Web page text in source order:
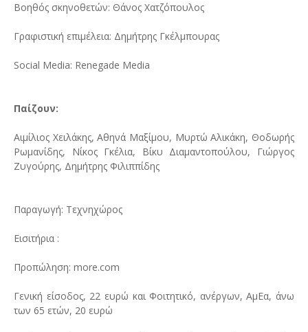
Βοηθός σκηνοθετών: Θάνος Χατζόπουλος
Γραφιστική επιμέλεια: Δημήτρης Γκέλμπουρας
Social Media: Renegade Media
Παίζουν:
Αιμίλιος Χειλάκης, Αθηνά Μαξίμου, Μυρτώ Αλικάκη, Θοδωρής
Ρωμανίδης, Νίκος Γκέλια, Βίκυ Διαμαντοπούλου, Γιώργος
Ζυγούρης, Δημήτρης Φιλιππίδης
Παραγωγή: Τεχνηχώρος
Εισιτήρια :
Προπώληση: more.com
Γενική είσοδος, 22 ευρώ και Φοιτητικό, ανέργων, ΑμΕα, άνω
των 65 ετών, 20 ευρώ